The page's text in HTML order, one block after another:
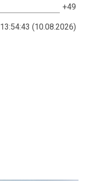
+49
13:54:44 (10.08.2026)